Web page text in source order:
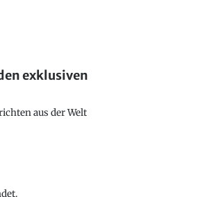
exklusiven
aus der Welt